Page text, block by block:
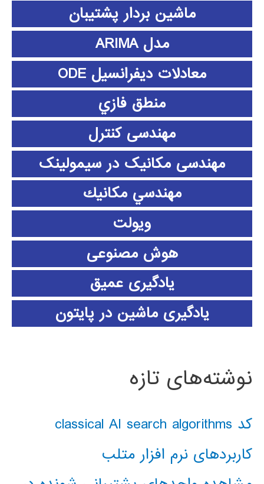
ماشین بردار پشتیبان
مدل ARIMA
معادلات دیفرانسیل ODE
منطق فازي
مهندسی کنترل
مهندسی مکانیک در سیمولینک
مهندسي مكانيك
ویولت
هوش مصنوعی
یادگیری عمیق
یادگیری ماشین در پایتون
نوشته‌های تازه
کد classical AI search algorithms
کاربردهای نرم افزار متلب